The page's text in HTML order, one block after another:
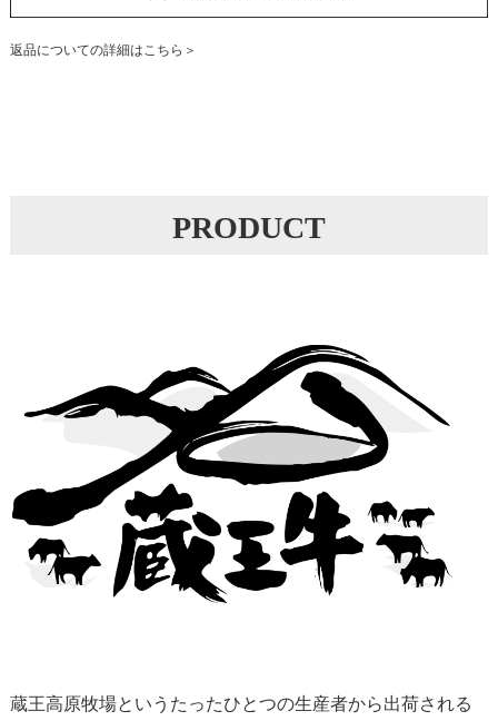
返品についての詳細はこちら
PRODUCT
蔵王高原牧場というたったひとつの生産者から出荷される